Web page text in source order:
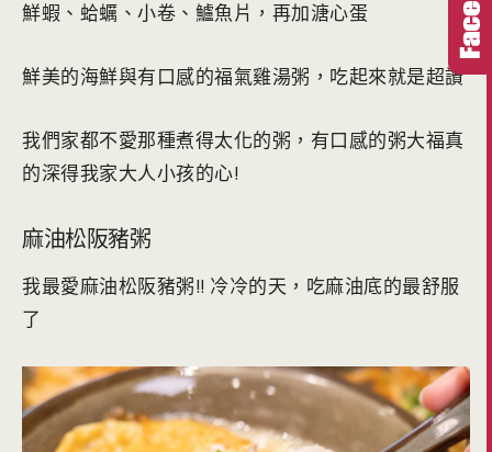
鮮蝦、蛤蠣、小卷、鱸魚片，再加溏心蛋
鮮美的海鮮與有口感的福氣雞湯粥，吃起來就是超讚
我們家都不愛那種煮得太化的粥，有口感的粥大福真
的深得我家大人小孩的心!
麻油松阪豬粥
我最愛麻油松阪豬粥!! 冷冷的天，吃麻油底的最舒服
了